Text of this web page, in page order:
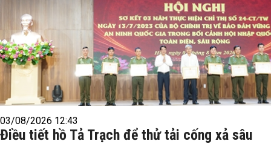
03/08/2026 12:43
Điều tiết hồ Tả Trạch để thử tải cống xả sâu